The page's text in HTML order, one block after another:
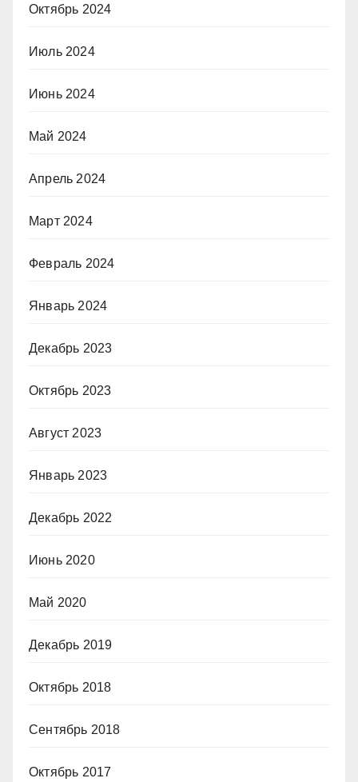
Октябрь 2024
Июль 2024
Июнь 2024
Май 2024
Апрель 2024
Март 2024
Февраль 2024
Январь 2024
Декабрь 2023
Октябрь 2023
Август 2023
Январь 2023
Декабрь 2022
Июнь 2020
Май 2020
Декабрь 2019
Октябрь 2018
Сентябрь 2018
Октябрь 2017